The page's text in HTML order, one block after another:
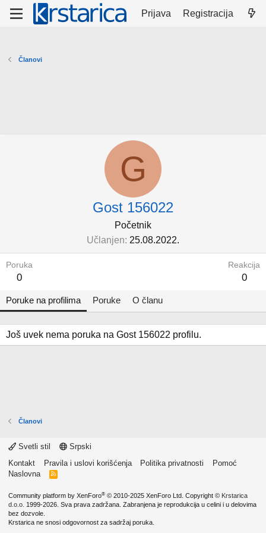
Prijava Registracija
Članovi
G
Gost 156022
Početnik
Učlanjen 25.08.2022.
Poruka
0
Reakcija
0
Poruke na profilima Poruke O članu
Još uvek nema poruka na Gost 156022 profilu.
Članovi
Svetli stil
Srpski
Kontakt
Pravila i uslovi korišćenja Politika privatnosti
Pomoć
Naslovna
R
Community platform by XenForo® © 2010-2025 XenForo Ltd. Copyright © Krstarica
d.o.o. 1999-2026. Sva prava zadržana. Zabranjena je reprodukcija u celini i u delovima
bez dozvole.
Krstarica ne snosi odgovornost za sadržaj poruka.